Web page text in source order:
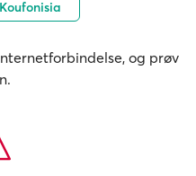
Koufonisia
og prøv